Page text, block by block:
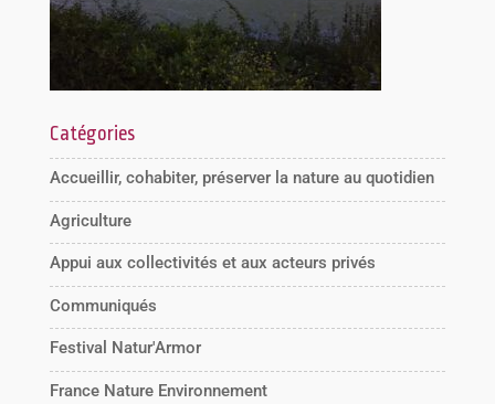
Catégories
Accueillir, cohabiter, préserver la nature au quotidien
Agriculture
Appui aux collectivités et aux acteurs privés
Communiqués
Festival Natur'Armor
France Nature Environnement